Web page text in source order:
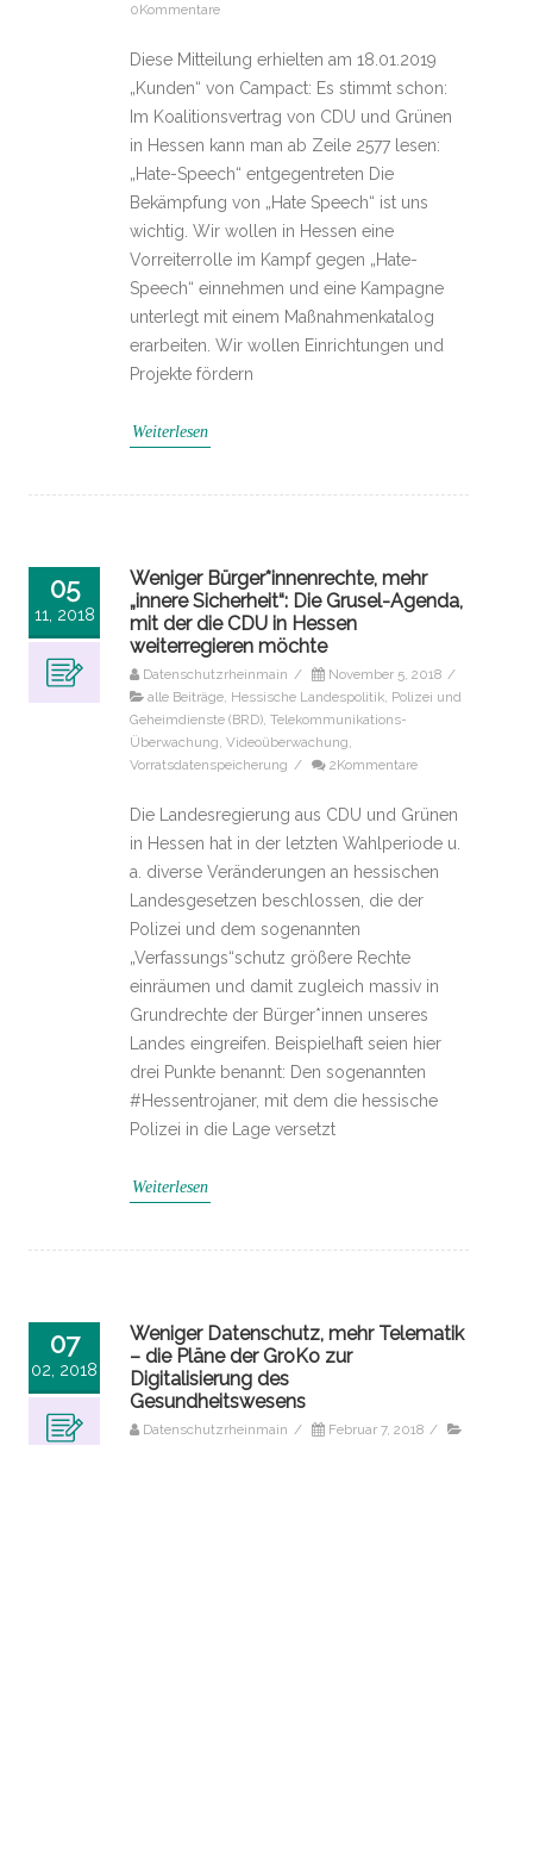
0Kommentare
Diese Mitteilung erhielten am 18.01.2019
„Kunden“ von Campact: Es stimmt schon:
Im Koalitionsvertrag von CDU und Grünen
in Hessen kann man ab Zeile 2577 lesen:
„Hate-Speech“ entgegentreten Die
Bekämpfung von „Hate Speech“ ist uns
wichtig. Wir wollen in Hessen eine
Vorreiterrolle im Kampf gegen „Hate-
Speech“ einnehmen und eine Kampagne
unterlegt mit einem Maßnahmenkatalog
erarbeiten. Wir wollen Einrichtungen und
Projekte fördern
Weiterlesen
05
11, 2018
Weniger Bürger*innenrechte, mehr
„innere Sicherheit“: Die Grusel-Agenda,
mit der die CDU in Hessen
weiterregieren möchte
Datenschutzrheinmain / November 5, 2018 /
alle Beiträge, Hessische Landespolitik, Polizei und
Geheimdienste (BRD), Telekommunikations-
Überwachung, Videoüberwachung,
Vorratsdatenspeicherung / 2Kommentare
Die Landesregierung aus CDU und Grünen
in Hessen hat in der letzten Wahlperiode u.
a. diverse Veränderungen an hessischen
Landesgesetzen beschlossen, die der
Polizei und dem sogenannten
„Verfassungs“schutz größere Rechte
einräumen und damit zugleich massiv in
Grundrechte der Bürger*innen unseres
Landes eingreifen. Beispielhaft seien hier
drei Punkte benannt: Den sogenannten
#Hessentrojaner, mit dem die hessische
Polizei in die Lage versetzt
Weiterlesen
07
02, 2018
Weniger Datenschutz, mehr Telematik
– die Pläne der GroKo zur
Digitalisierung des
Gesundheitswesens
Datenschutzrheinmain / Februar 7, 2018 /